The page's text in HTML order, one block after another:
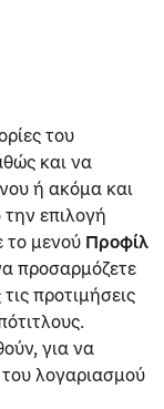
του
και να
ή ακόμα και
επιλογή
το μενού Προφίλ
προσαρμόζετε
προτιμήσεις
για να
του λογαριασμού